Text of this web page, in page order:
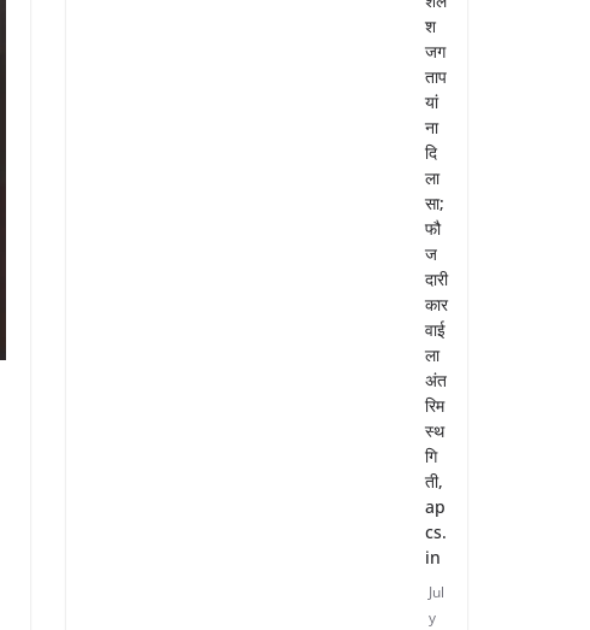
श
जग
ताप
यां
ना
दि
ला
सा;
फौ
ज
दारी
कार
वाई
ला
अंत
रिम
स्थ
गि
ती,
ap
cs.
in
Jul
y